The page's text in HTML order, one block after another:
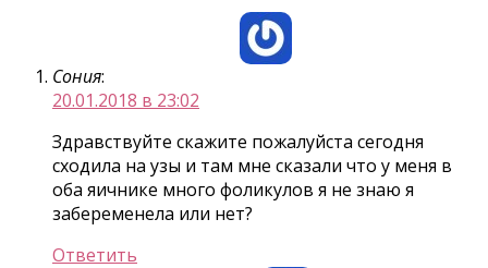
Сония:
20.01.2018 в 23:02
Здравствуйте скажите пожалуйста сегодня
сходила на узы и там мне сказали что у меня в
оба яичнике много фоликулов я не знаю я
забеременела или нет?
Ответить